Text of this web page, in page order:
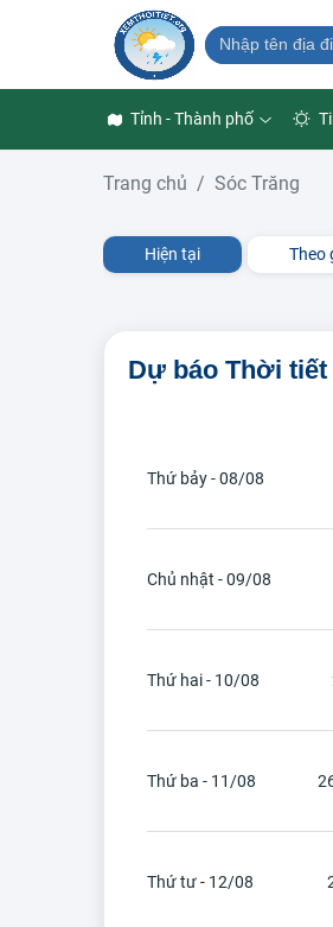
Tỉnh - Thành phố
Trang chủ Sóc Trăng
Hiện tại Theo
Dự báo Thời tiết
Thứ bảy - 08/08
Chủ nhật - 09/08
Thứ hai - 10/08
Thứ ba - 11/08
Thứ tư - 12/08